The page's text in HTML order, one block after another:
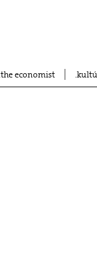
the economist